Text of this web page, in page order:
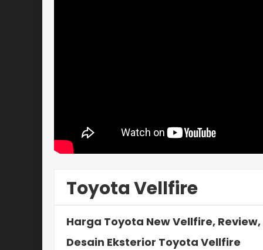
Toyota Vellfire
Harga Toyota New Vellfire,
Desain Eksterior Toyota Vellfire